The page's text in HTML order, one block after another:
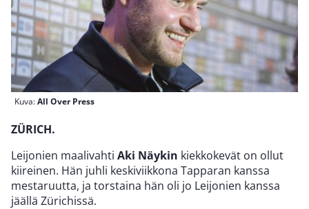
Kuva:All Over Press
ZÜRICH.
Leijonien maalivahti Aki Näykin kiekkokevät on ollut
kiireinen. Hän juhli keskiviikkona Tapparan kanssa
mestaruutta, ja torstaina hän oli jo Leijonien kanssa
jäällä Zürichissä.